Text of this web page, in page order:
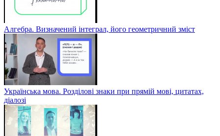
Алгебра. Визначений інтеграл, його геометричний зміст
Українська мова. Розділові знаки при прямій мові, цитатах,
діалозі